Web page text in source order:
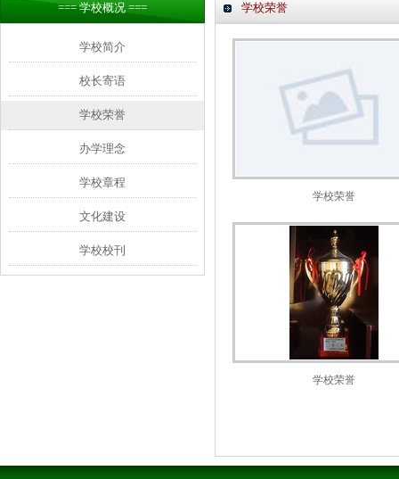
=== 学校概况 ===
学校简介
校长寄语
学校荣誉
办学理念
学校章程
文化建设
学校校刊
学校荣誉
学校荣誉
学校荣誉